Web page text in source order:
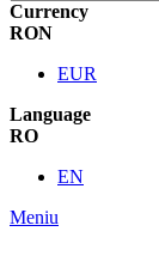
Currency
RON
EUR
Language
RO
EN
Meniu